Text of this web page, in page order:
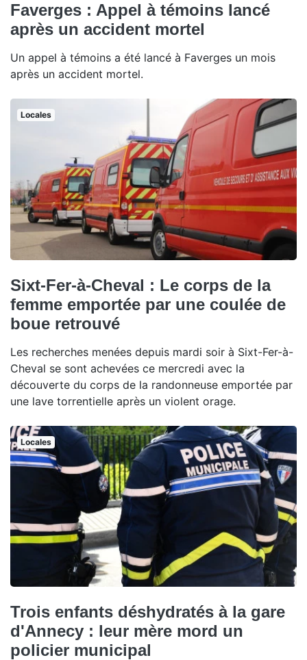
Faverges : Appel à témoins lancé
après un accident mortel
Un appel à témoins a été lancé à Faverges un mois
après un accident mortel.
Locales
Sixt-Fer-à-Cheval : Le corps de la
femme emportée par une coulée de
boue retrouvé
Les recherches menées depuis mardi soir à Sixt-Fer-à-
Cheval se sont achevées ce mercredi avec la
découverte du corps de la randonneuse emportée par
une lave torrentielle après un violent orage.
Locales
Trois enfants déshydratés à la gare
d'Annecy : leur mère mord un
policier municipal